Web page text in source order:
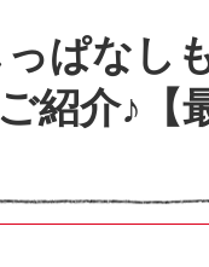
ぱなし
紹介♪【